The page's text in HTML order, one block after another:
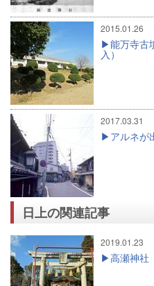
2015.01.26
能万寺古
入）
2017.03.31
アルネが
日上の関連記事
2019.01.23
高瀬神社